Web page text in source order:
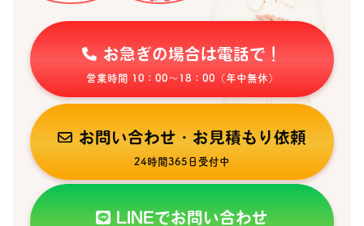
お急ぎの場合は電話で！
営業時間 10：00〜18：00（年中無休）
お問い合わせ・お見積もり依頼
24時間365日受付中
LINEでお問い合わせ